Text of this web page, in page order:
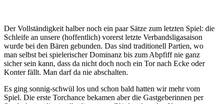
Der Vollständigkeit halber noch ein paar Sätze zum letzten Spiel: die
Schleife an unsere (hoffentlich) vorerst letzte Verbandsligasaison
wurde bei den Bären gebunden. Das sind traditionell Partien, wo
man selbst bei spielerischer Dominanz bis zum Abpfiff nie ganz
sicher sein kann, dass da nicht doch noch ein Tor nach Ecke oder
Konter fällt. Man darf da nie abschalten.
Es ging sonnig-schwül los und schon bald hatten wir mehr vom
Spiel. Die erste Torchance bekamen aber die Gastgeberinnen per